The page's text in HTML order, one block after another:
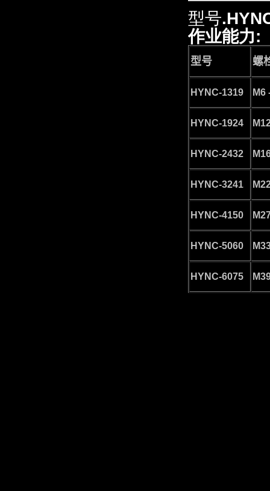
型号
作业能力:
型号 螺
HYNC-1319 M6
HYNC-1924
HYNC-2432
HYNC-3241
HYNC-4150
HYNC-5060
HYNC-6075